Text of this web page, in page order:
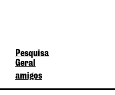
Pesquisa
Geral
amigos